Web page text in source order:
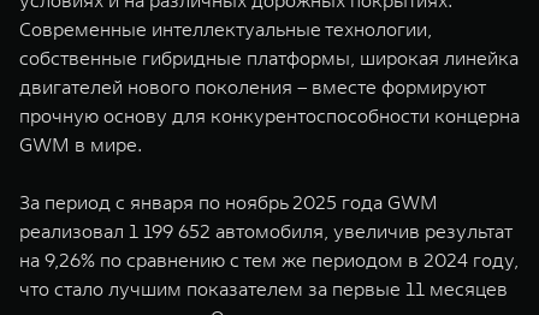
Современные интеллектуальные технологии,
собственные гибридные платформы, широкая линейка
двигателей нового поколения – вместе формируют
прочную основу для конкурентоспособности концерна
GWM в мире.
За период с января по ноябрь 2025 года GWM
реализовал 1 199 652 автомобиля, увеличив результат
на 9,26% по сравнению с тем же периодом в 2024 году,
что стало лучшим показателем за первые 11 месяцев